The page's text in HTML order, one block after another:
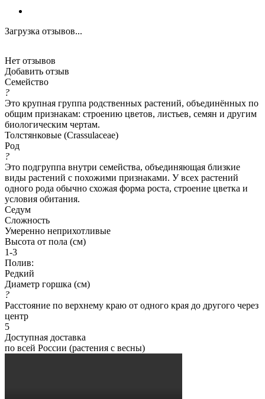
Загрузка отзывов...
Нет отзывов
Добавить отзыв
Семейство
?
Это крупная группа родственных растений, объединённых по
общим признакам: строению цветов, листьев, семян и другим
биологическим чертам.
Толстянковые (Crassulaceae)
Род
?
Это подгруппа внутри семейства, объединяющая близкие
виды растений с похожими признаками. У всех растений
одного рода обычно схожая форма роста, строение цветка и
условия обитания.
Седум
Сложность
Умеренно неприхотливые
Высота от пола (см)
1-3
Полив:
Редкий
Диаметр горшка (см)
?
Расстояние по верхнему краю от одного края до другого через
центр
5
Доступная доставка
по всей России (растения с весны)